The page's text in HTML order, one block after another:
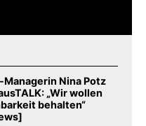
Nina Potz
„Wir wollen
behalten“